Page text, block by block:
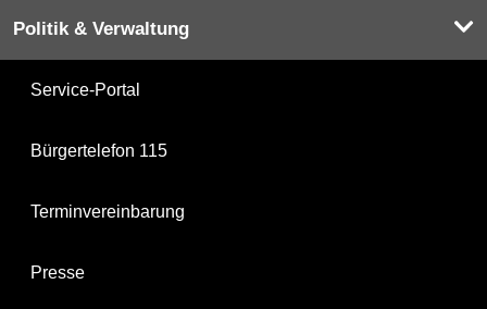
Politik & Verwaltung
Service-Portal
Bürgertelefon 115
Terminvereinbarung
Presse